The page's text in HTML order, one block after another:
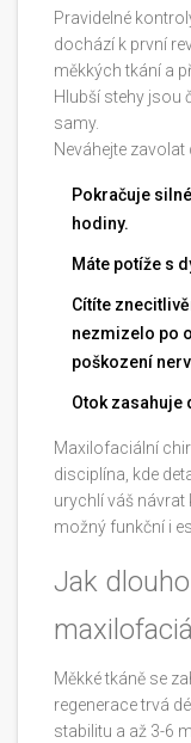
Pravidelné
dochází k první
měkkých tkání a
Hlubší stehy jsou
samy.
Neváhejte
Pokračuje
hodiny.
Máte potíže s
Cítíte
nezmizelo po
poškození
Otok zasahuje
Maxilofaciální
disciplína, kde
urychlí váš návrat
možný funkční i
Jak
Měkké tkáně se
regenerace trvá
stabilitu a až 3-6